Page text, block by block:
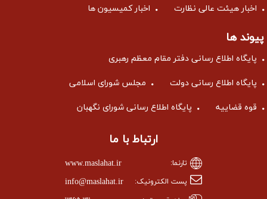
اخبار هیئت عالی نظارت اخبار کمیسیون ها
پیوند ها
پایگاه اطلاع رسانی دفتر مقام معظم رهبری
پایگاه اطلاع رسانی دولت مجلس شورای اسلامی
قوه قضاییه پایگاه اطلاع رسانی شورای نگهبان
ارتباط با ما
تارنما: www.maslahat.ir
پست الکترونیک: info@maslahat.ir